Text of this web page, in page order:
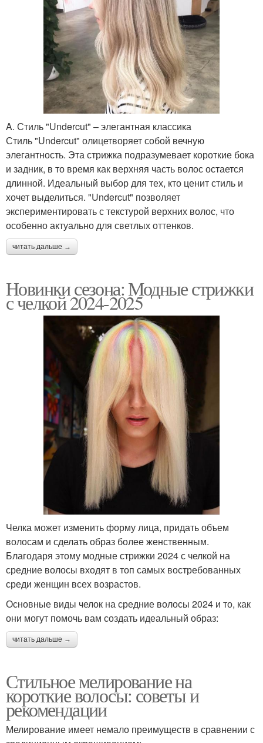
A. Стиль "Undercut" – элегантная классика
Стиль "Undercut" олицетворяет собой вечную
элегантность. Эта стрижка подразумевает короткие бока
и задник, в то время как верхняя часть волос остается
длинной. Идеальный выбор для тех, кто ценит стиль и
хочет выделиться. "Undercut" позволяет
экспериментировать с текстурой верхних волос, что
особенно актуально для светлых оттенков.
читать дальше →
Новинки сезона: Модные стрижки
с челкой 2024-2025
Челка может изменить форму лица, придать объем
волосам и сделать образ более женственным.
Благодаря этому модные стрижки 2024 с челкой на
средние волосы входят в топ самых востребованных
среди женщин всех возрастов.
Основные виды челок на средние волосы 2024 и то, как
они могут помочь вам создать идеальный образ:
читать дальше →
Стильное мелирование на
короткие волосы: советы и
рекомендации
Мелирование имеет немало преимуществ в сравнении с